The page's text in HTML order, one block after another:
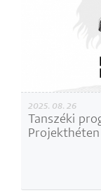
2025. 08. 26
Tanszéki
Projekthéten